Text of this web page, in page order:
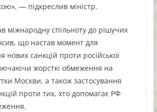
— підкреслив міністр.
міжнародну спільноту до рішучих
що настав момент для
нових санкцій проти російської
жорсткі обмеження на
Москви, а також застосування
проти тих, хто допомагає РФ